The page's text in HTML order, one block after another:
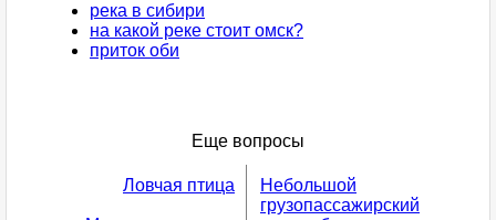
река в сибири
на какой реке стоит омск?
приток оби
Еще вопросы
Ловчая птица
Небольшой
грузопассажирский